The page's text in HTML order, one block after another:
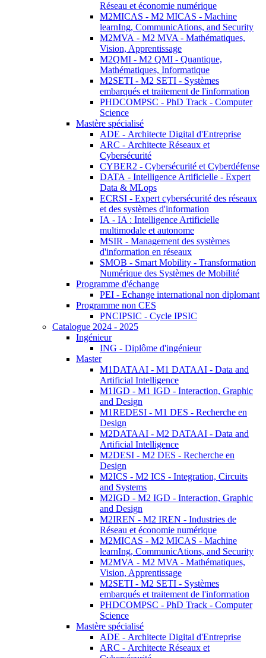
Réseau et économie numérique
M2MICAS - M2 MICAS - Machine
learnIng, CommunicAtions, and Security
M2MVA - M2 MVA - Mathématiques,
Vision, Apprentissage
M2QMI - M2 QMI - Quantique,
Mathématiques, Informatique
M2SETI - M2 SETI - Systèmes
embarqués et traitement de l'information
PHDCOMPSC - PhD Track - Computer
Science
Mastère spécialisé
ADE - Architecte Digital d'Entreprise
ARC - Architecte Réseaux et
Cybersécurité
CYBER2 - Cybersécurité et Cyberdéfense
DATA - Intelligence Artificielle - Expert
Data & MLops
ECRSI - Expert cybersécurité des réseaux
et des systèmes d'information
IA - IA : Intelligence Artificielle
multimodale et autonome
MSIR - Management des systèmes
d'information en réseaux
SMOB - Smart Mobility - Transformation
Numérique des Systèmes de Mobilité
Programme d'échange
PEI - Echange international non diplomant
Programme non CES
PNCIPSIC - Cycle IPSIC
Catalogue 2024 - 2025
Ingénieur
ING - Diplôme d'ingénieur
Master
M1DATAAI - M1 DATAAI - Data and
Artificial Intelligence
M1IGD - M1 IGD - Interaction, Graphic
and Design
M1REDESI - M1 DES - Recherche en
Design
M2DATAAI - M2 DATAAI - Data and
Artificial Intelligence
M2DESI - M2 DES - Recherche en
Design
M2ICS - M2 ICS - Integration, Circuits
and Systems
M2IGD - M2 IGD - Interaction, Graphic
and Design
M2IREN - M2 IREN - Industries de
Réseau et économie numérique
M2MICAS - M2 MICAS - Machine
learnIng, CommunicAtions, and Security
M2MVA - M2 MVA - Mathématiques,
Vision, Apprentissage
M2SETI - M2 SETI - Systèmes
embarqués et traitement de l'information
PHDCOMPSC - PhD Track - Computer
Science
Mastère spécialisé
ADE - Architecte Digital d'Entreprise
ARC - Architecte Réseaux et